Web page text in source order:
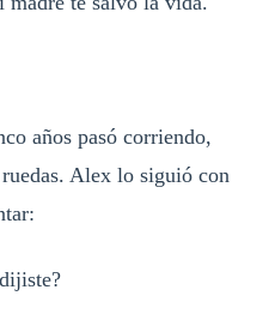
años pasó corriendo,
Alex lo siguió con